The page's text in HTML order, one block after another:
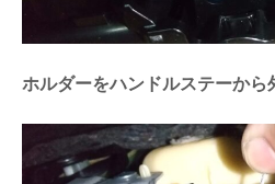
ホルダーをハンドルステーから